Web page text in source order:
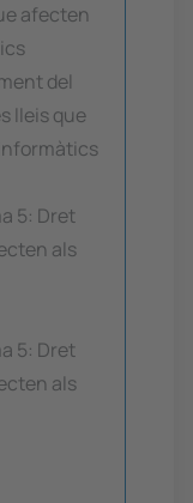
afecten
del
lleis que
5: Dret
als
5: Dret
als